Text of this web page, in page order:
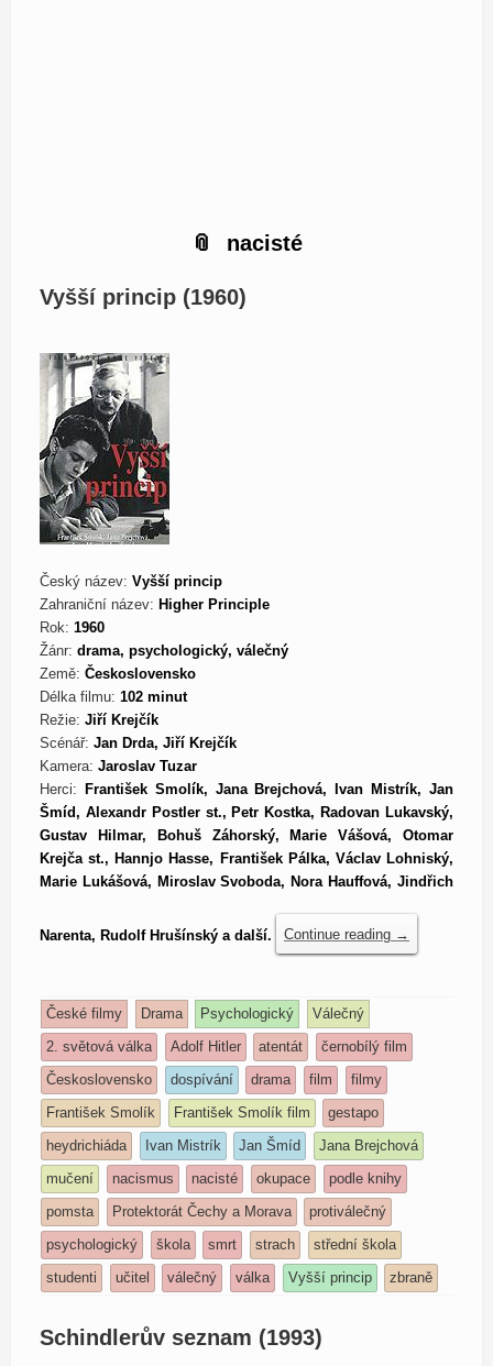
nacisté
Vyšší princip (1960)
Český název: Vyšší princip
Zahraniční název: Higher Principle
Rok: 1960
Žánr: drama, psychologický, válečný
Země: Československo
Délka filmu: 102 minut
Režie: Jiří Krejčík
Scénář: Jan Drda, Jiří Krejčík
Kamera: Jaroslav Tuzar
Herci:
František Smolík, Jana Brejchová, Ivan Mistrík, Jan
Šmíd, Alexandr Postler st., Petr Kostka, Radovan Lukavský,
Gustav Hilmar, Bohuš Záhorský, Marie Vášová, Otomar
Krejča st., Hannjo Hasse, František Pálka, Václav Lohniský,
Marie Lukášová, Miroslav Svoboda, Nora Hauffová, Jindřich
Narenta, Rudolf Hrušínský a další. Continue reading →
České filmy Drama Psychologický
Válečný
2. světová válka
Adolf Hitler atentát
černobílý film
Československo
dospívání drama film
filmy
František Smolík
František Smolík film
gestapo
heydrichiáda
Ivan Mistrík Jan Šmíd
Jana Brejchová
mučení
nacismus nacisté okupace
podle knihy
pomsta
Protektorát Čechy a Morava
protiválečný
psychologický
škola smrt strach
střední škola
studenti
učitel válečný válka Vyšší princip zbraně
Schindlerův seznam (1993)